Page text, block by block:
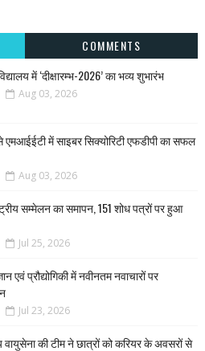
COMMENTS
में ‘दीक्षारम्भ-2026’ का भव्य शुभारंभ
Aug 03, 2026
में साइबर सिक्योरिटी एफडीपी का सफल
Aug 03, 2026
सम्मेलन का समापन, 151 शोध पत्रों पर हुआ
Jul 25, 2026
एवं प्रौद्योगिकी में नवीनतम नवाचारों पर
Jul 23, 2026
वायुसेना की टीम ने छात्रों को करियर के अवसरों से